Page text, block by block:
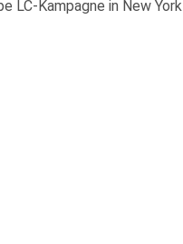
LC-Kampagne in New York